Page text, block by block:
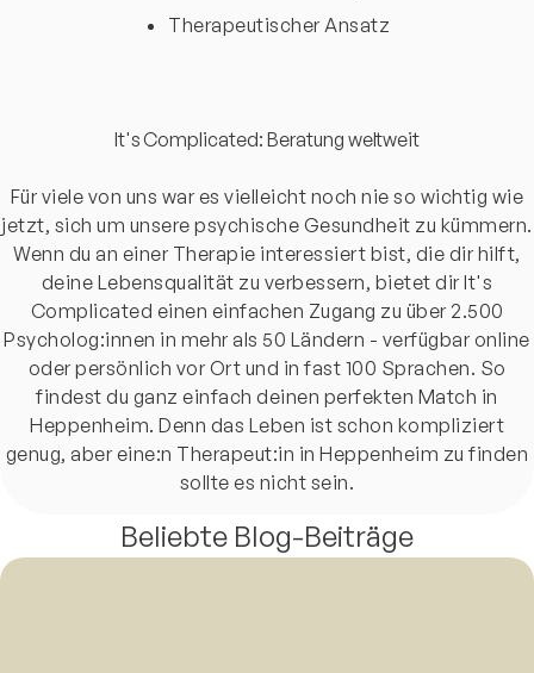
Therapeutischer Ansatz
It's Complicated: Beratung weltweit
Für viele von uns war es vielleicht noch nie so wichtig wie
jetzt, sich um unsere psychische Gesundheit zu kümmern.
Wenn du an einer Therapie interessiert bist, die dir hilft,
deine Lebensqualität zu verbessern, bietet dir It's
Complicated einen einfachen Zugang zu über 2.500
Psycholog:innen in mehr als 50 Ländern - verfügbar online
oder persönlich vor Ort und in fast 100 Sprachen. So
findest du ganz einfach deinen perfekten Match in
Heppenheim. Denn das Leben ist schon kompliziert
genug, aber eine:n Therapeut:in in Heppenheim zu finden
sollte es nicht sein.
Beliebte Blog-Beiträge